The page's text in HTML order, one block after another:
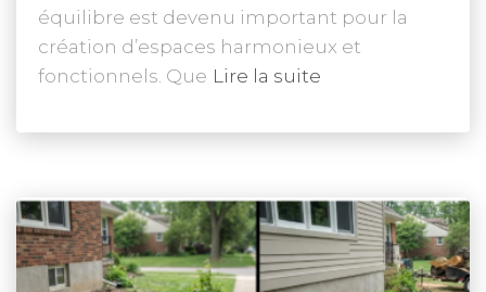
équilibre est devenu important pour la
création d’espaces harmonieux et
fonctionnels. Que Lire la suite